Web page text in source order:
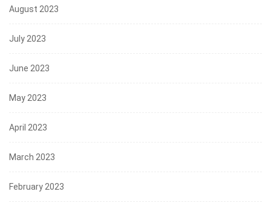
August 2023
July 2023
June 2023
May 2023
April 2023
March 2023
February 2023